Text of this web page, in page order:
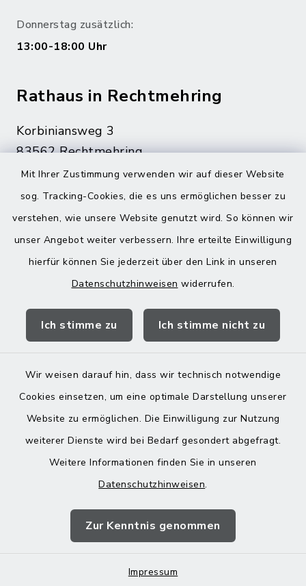
Mit Ihrer Zustimmung verwenden wir auf dieser Website
sog. Tracking-Cookies, die es uns ermöglichen besser zu
verstehen, wie unsere Website genutzt wird. So können wir
unser Angebot weiter verbessern. Ihre erteilte Einwilligung
hierfür können Sie jederzeit über den Link in unseren
Datenschutzhinweisen widerrufen.
Ich stimme zu Ich stimme nicht zu
Wir weisen darauf hin, dass wir technisch notwendige
Cookies einsetzen, um eine optimale Darstellung unserer
Website zu ermöglichen. Die Einwilligung zur Nutzung
weiterer Dienste wird bei Bedarf gesondert abgefragt.
Weitere Informationen finden Sie in unseren
Datenschutzhinweisen.
Zur Kenntnis genommen
Impressum
Donnerstag zusätzlich:
13:00-18:00 Uhr
Rathaus in Rechtmehring
Korbiniansweg 3
83562 Rechtmehring
08076 499
08076 8595
poststelle@vg-maitenbeth.de
Quicklinks
Landratsamt Mühldorf
Barrierefreiheit
Impressum
Sitemap